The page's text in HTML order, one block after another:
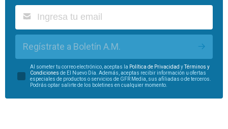
Regístrate a Boletín A.M.
Al someter tu correo electrónico, aceptas la Política de Privacidad yTérminos y
Condiciones de El Nuevo Día. Además, aceptas recibir información u ofertas
especiales de productos o servicios de GFR Media, sus afiliadas o de terceros.
Podrás optar salirte de los boletines en cualquier momento.